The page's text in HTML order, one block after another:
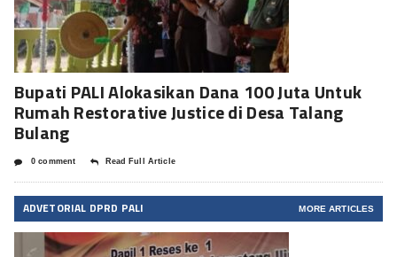
Bupati PALI Alokasikan Dana 100 Juta Untuk
Rumah Restorative Justice di Desa Talang
Bulang
0 comment Read Full Article
ADVETORIAL DPRD PALI MORE ARTICLES